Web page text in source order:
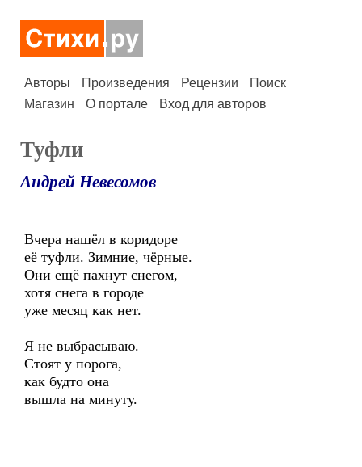
Авторы Произведения Рецензии
Поиск
Магазин
О портале Вход для авторов
Туфли
Андрей Невесомов
Вчера нашёл в коридоре
её туфли. Зимние, чёрные.
Они ещё пахнут снегом,
хотя снега в городе
уже месяц как нет.
Я не выбрасываю.
Стоят у порога,
как будто она
вышла на минуту.